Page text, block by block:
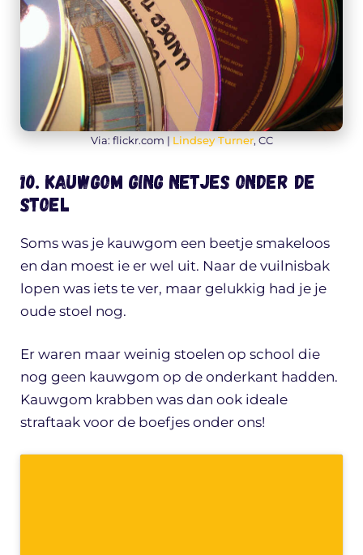
Via: flickr.com | Lindsey Turner, CC
10. Kauwgom ging netjes onder de
stoel
Soms was je kauwgom een beetje smakeloos
en dan moest ie er wel uit. Naar de vuilnisbak
lopen was iets te ver, maar gelukkig had je je
oude stoel nog.
Er waren maar weinig stoelen op school die
nog geen kauwgom op de onderkant hadden.
Kauwgom krabben was dan ook ideale
straftaak voor de boefjes onder ons!